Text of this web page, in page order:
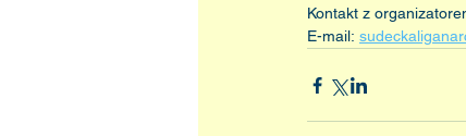
Kontakt z
E-mail: